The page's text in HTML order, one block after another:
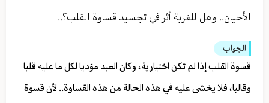
الأحيان.. وهل للغربة أثر في تجسيد قساوة القلب؟..
الجواب
قسوة القلب إذا لم تكن اختيارية، وكان العبد مؤديا لكل ما عليه قلبا
وقالبا، فلا يخشى عليه في هذه الحالة من هذه القساوة.. لأن قسوة